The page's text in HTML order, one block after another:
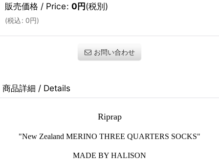
販売価格 / Price: 0円(税別)
(税込: 0円)
お問い合わせ
商品詳細 / Details
Riprap
"New Zealand MERINO THREE QUARTERS SOCKS"
MADE BY HALISON